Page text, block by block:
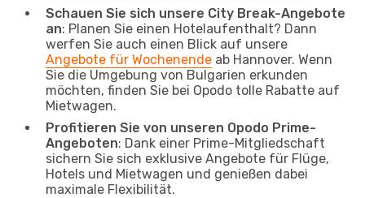
Schauen Sie sich unsere City Break-Angebote
an: Planen Sie einen Hotelaufenthalt? Dann
werfen Sie auch einen Blick auf unsere
Angebote für Wochenende ab Hannover. Wenn
Sie die Umgebung von Bulgarien erkunden
möchten, finden Sie bei Opodo tolle Rabatte auf
Mietwagen.
Profitieren Sie von unseren Opodo Prime-
Angeboten: Dank einer Prime-Mitgliedschaft
sichern Sie sich exklusive Angebote für Flüge,
Hotels und Mietwagen und genießen dabei
maximale Flexibilität.